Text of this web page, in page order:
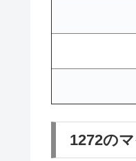
1272の